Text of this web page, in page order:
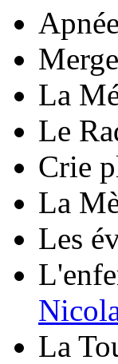
Apnée
La
Le
Crie
La
Les
La